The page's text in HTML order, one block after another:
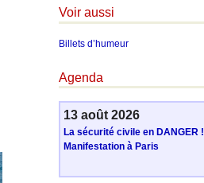
Voir aussi
Billets d’humeur
Agenda
13 août 2026
La sécurité civile en DANGER !
Manifestation à Paris